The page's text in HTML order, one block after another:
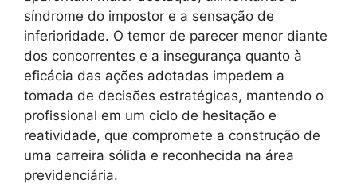
síndrome do impostor e a sensação de
inferioridade. O temor de parecer menor diante
dos concorrentes e a insegurança quanto à
eficácia das ações adotadas impedem a
tomada de decisões estratégicas, mantendo o
profissional em um ciclo de hesitação e
reatividade, que compromete a construção de
uma carreira sólida e reconhecida na área
previdenciária.